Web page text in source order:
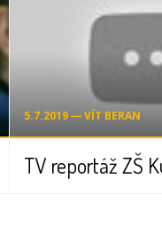
5.7.2019 ― VÍT BERAN